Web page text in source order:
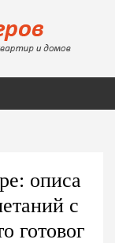
описа
с
готовог